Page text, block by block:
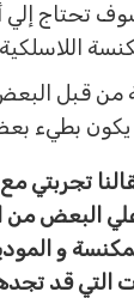
تحتاج إلي أن
اللاسلكية.
قبل البعض
بطيء بعض
تجربتي مع
من
و
التي قد